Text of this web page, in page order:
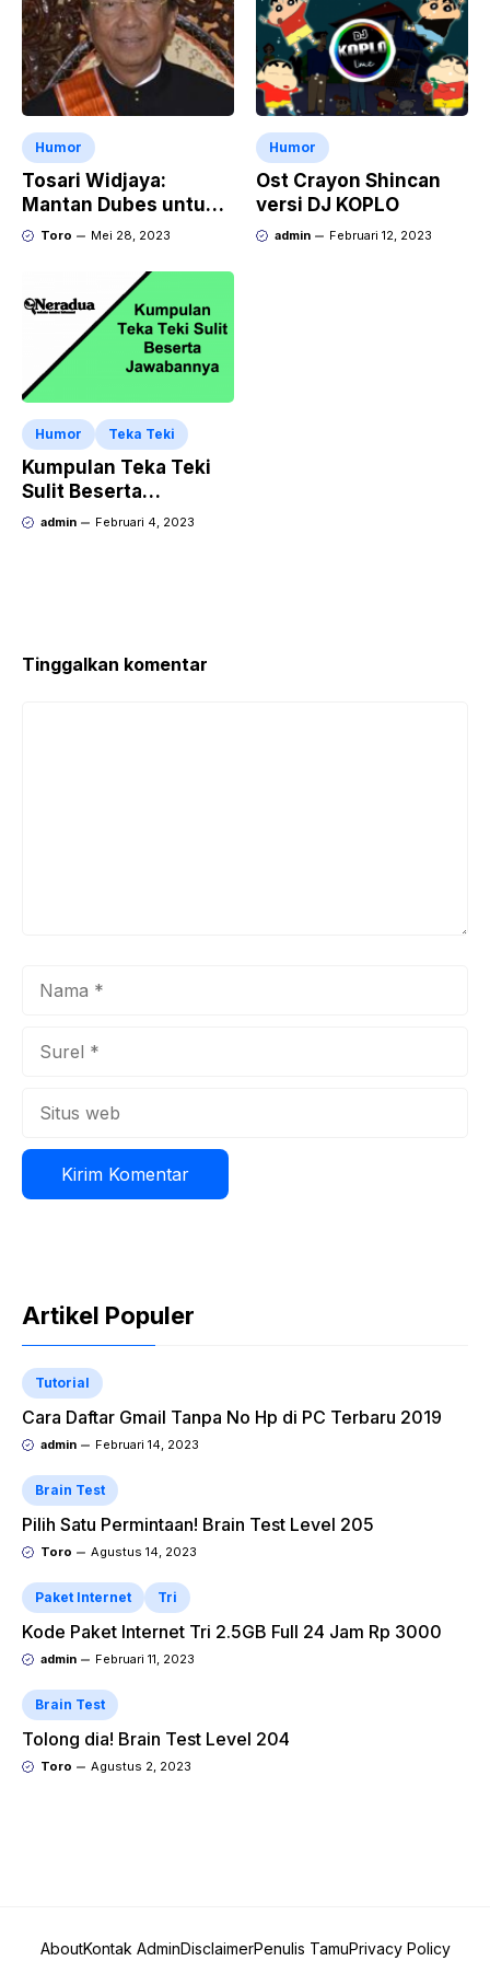
Humor
Tosari Widjaya:
Mantan Dubes untuk
Kerajaan Maroko
Penasehat ????
Toro Mei 28, 2023
Humor
Ost Crayon Shincan
versi DJ KOPLO
admin Februari 12, 2023
Humor Teka Teki
Kumpulan Teka Teki
Sulit Beserta
Jawabannya
admin Februari 4, 2023
Tinggalkan komentar
Artikel Populer
Tutorial
Cara Daftar Gmail Tanpa No Hp di PC Terbaru 2019
admin Februari 14, 2023
Brain Test
Pilih Satu Permintaan! Brain Test Level 205
Toro Agustus 14, 2023
Paket Internet Tri
Kode Paket Internet Tri 2.5GB Full 24 Jam Rp 3000
admin Februari 11, 2023
Brain Test
Tolong dia! Brain Test Level 204
Toro Agustus 2, 2023
AboutKontak AdminDisclaimerPenulis TamuPrivacy Policy